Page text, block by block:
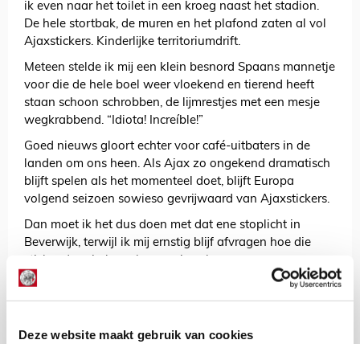
Deze website maakt gebruik van cookies
ik even naar het toilet in een kroeg naast het stadion.
De hele stortbak, de muren en het plafond zaten al vol
Ajaxstickers. Kinderlijke territoriumdrift.
Meteen stelde ik mij een klein besnord Spaans mannetje
voor die de hele boel weer vloekend en tierend heeft
staan schoon schrobben, de lijmrestjes met een mesje
wegkrabbend. “Idiota! Increíble!”
Goed nieuws gloort echter voor café-uitbaters in de
landen om ons heen. Als Ajax zo ongekend dramatisch
blijft spelen als het momenteel doet, blijft Europa
volgend seizoen sowieso gevrijwaard van Ajaxstickers.
Dan moet ik het dus doen met dat ene stoplicht in
Beverwijk, terwijl ik mij ernstig blijf afvragen hoe die
Ajax tijdens Heracles-uit?